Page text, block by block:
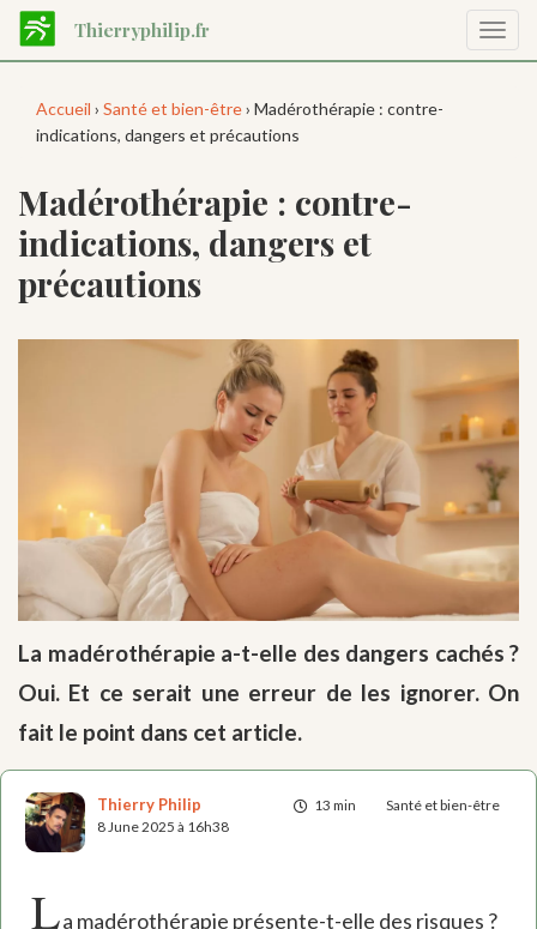
Aller
contenu
Thierryphilip.fr
la
Accueil › Santé et bien-être› Madérothérapie : contre-
indications, dangers et précautions
Madérothérapie : contre-
indications, dangers et
précautions
La madérothérapie a-t-elle des dangers cachés ?
Oui. Et ce serait une erreur de les ignorer. On
fait le point dans cet article.
13 min Santé et bien-être
Thierry Philip
8 June 2025 à 16h38
La madérothérapie présente-t-elle des risques ?